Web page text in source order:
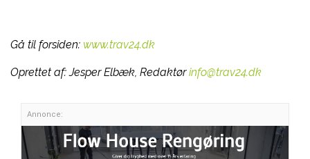
Gå til forsiden: www.trav24.dk
Oprettet af:Jesper Elbæk, Redaktør info@trav24.dk
Annonce: